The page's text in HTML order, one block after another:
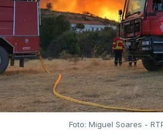
Foto: Miguel Soares -